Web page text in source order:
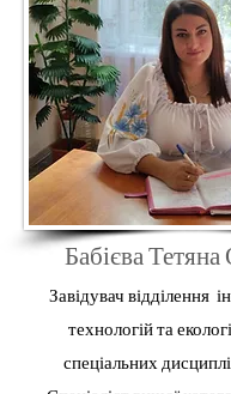
Бабієва
Завідувач відділення
технологій та
спеціальних